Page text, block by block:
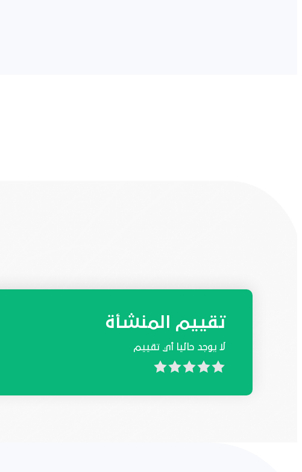
تقييم المنشأة
لا يوجد حاليا أي تقييم